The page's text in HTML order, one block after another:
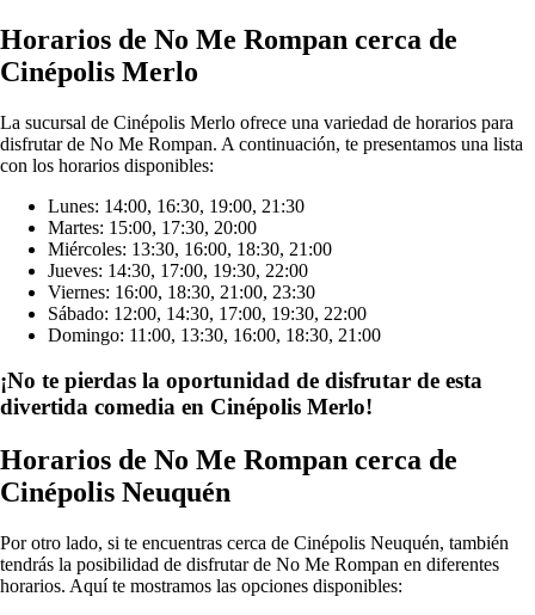
Horarios de No Me Rompan cerca de
Cinépolis Merlo
La sucursal de Cinépolis Merlo ofrece una variedad de horarios para
disfrutar de No Me Rompan. A continuación, te presentamos una lista
con los horarios disponibles:
Lunes: 14:00, 16:30, 19:00, 21:30
Martes: 15:00, 17:30, 20:00
Miércoles: 13:30, 16:00, 18:30, 21:00
Jueves: 14:30, 17:00, 19:30, 22:00
Viernes: 16:00, 18:30, 21:00, 23:30
Sábado: 12:00, 14:30, 17:00, 19:30, 22:00
Domingo: 11:00, 13:30, 16:00, 18:30, 21:00
¡No te pierdas la oportunidad de disfrutar de esta
divertida comedia en Cinépolis Merlo!
Horarios de No Me Rompan cerca de
Cinépolis Neuquén
Por otro lado, si te encuentras cerca de Cinépolis Neuquén, también
tendrás la posibilidad de disfrutar de No Me Rompan en diferentes
horarios. Aquí te mostramos las opciones disponibles: